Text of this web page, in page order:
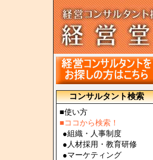
コンサルタント検索
■使い方
■ココから検索！
●組織・人事制度
● 人材採用・教育研修
●マーケティング